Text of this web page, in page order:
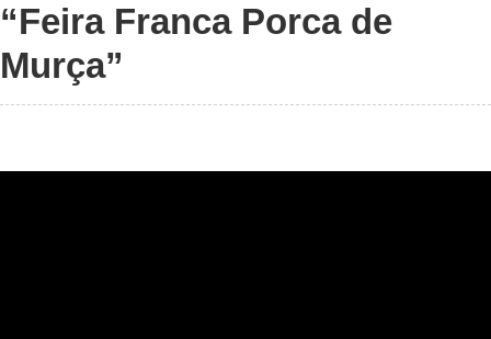
“Feira Franca Porca de
Murça”